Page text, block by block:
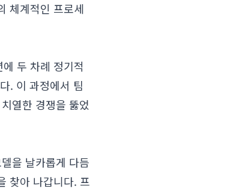
체계적인 프로세
두 차례 정기적
. 이 과정에서 팀
열한 경쟁을 뚫었
을 날카롭게 다듬
찾아 나갑니다. 프